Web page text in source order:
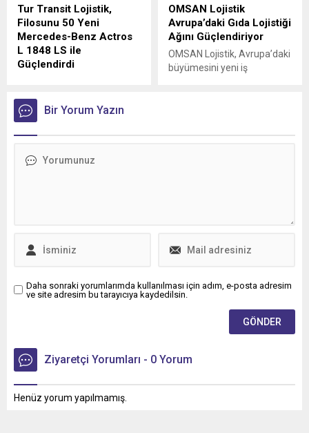
Tur Transit Lojistik,
Filosunu 50 Yeni
Mercedes-Benz Actros
L 1848 LS ile
Güçlendirdi
lojistik alanında faaliyet
gösteren Tur Transit
Lojistik’e 50 adet Mercedes-
teslimatı gerçekleştirdi.
OMSAN Lojistik
Avrupa’daki Gıda Lojistiği
Ağını Güçlendiriyor
OMSAN Lojistik, Avrupa’daki
büyümesini yeni iş
Bir Yorum Yazın
Daha sonraki yorumlarımda kullanılması için adım, e-posta adresim
ve site adresim bu tarayıcıya kaydedilsin.
Ziyaretçi Yorumları - 0 Yorum
Henüz yorum yapılmamış.